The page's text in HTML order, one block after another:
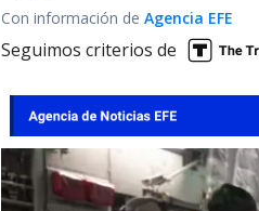
Con información de Agencia EFE
Seguimos criterios de